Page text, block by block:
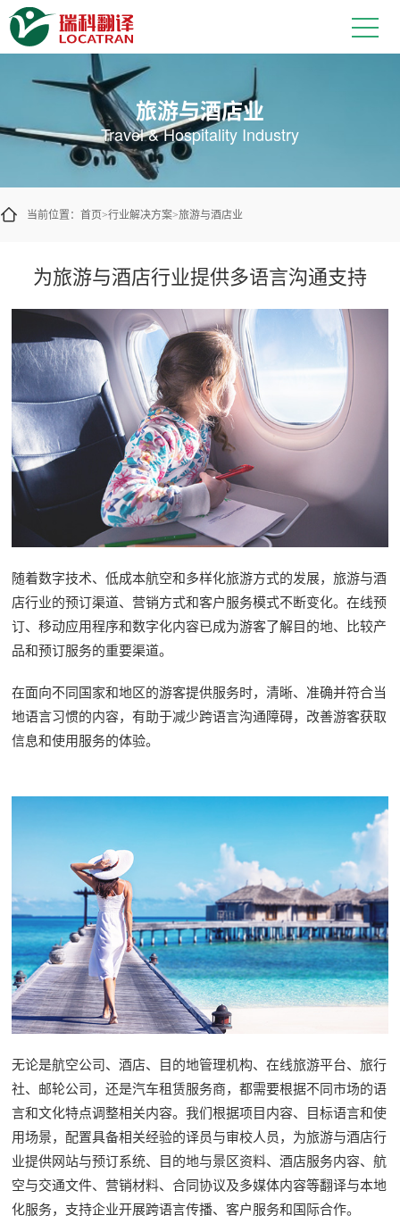
让旅游信息更易于不同语言的游客
旅游与酒店业
Travel & Hospitality Industry
当前位置： 首页>行业解决方案>旅游与酒店业
为旅游与酒店行业提供多语言沟通支持
随着数字技术、低成本航空和多样化旅游方式的发展，旅游与酒
店行业的预订渠道、营销方式和客户服务模式不断变化。在线预
订、移动应用程序和数字化内容已成为游客了解目的地、比较产
品和预订服务的重要渠道。
在面向不同国家和地区的游客提供服务时，清晰、准确并符合当
地语言习惯的内容，有助于减少跨语言沟通障碍，改善游客获取
信息和使用服务的体验。
无论是航空公司、酒店、目的地管理机构、在线旅游平台、旅行
社、邮轮公司，还是汽车租赁服务商，都需要根据不同市场的语
言和文化特点调整相关内容。我们根据项目内容、目标语言和使
用场景，配置具备相关经验的译员与审校人员，为旅游与酒店行
业提供网站与预订系统、目的地与景区资料、酒店服务内容、航
空与交通文件、营销材料、合同协议及多媒体内容等翻译与本地
化服务，支持企业开展跨语言传播、客户服务和国际合作。